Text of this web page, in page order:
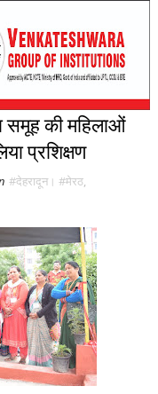
समूह की महिलाओं
प्रशिक्षण
#देहरादून। #मेरठ,